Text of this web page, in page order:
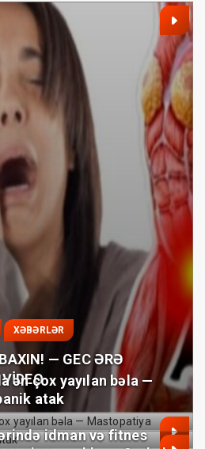
XƏBƏRLƏR
— GEC ƏRƏ
ən çox yayılan bəla —
atak
idman və fitnes